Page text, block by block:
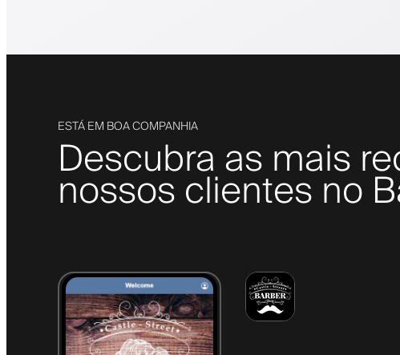
ESTÁ EM BOA COMPANHIA
Descubra as mais
nossos clientes no